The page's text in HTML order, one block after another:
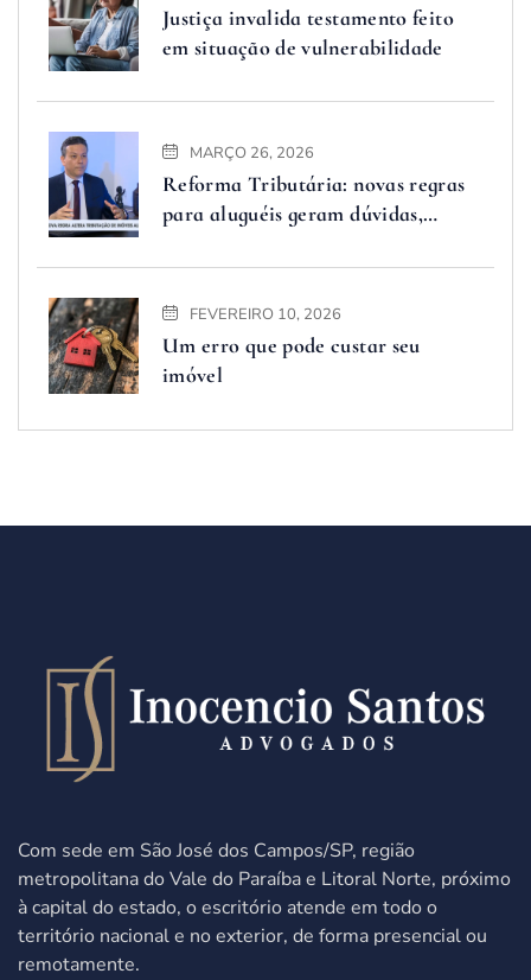
Justiça invalida testamento feito
em situação de vulnerabilidade
MARÇO 26, 2026
Reforma Tributária: novas regras
para aluguéis geram dúvidas,
FEVEREIRO 10, 2026
Um erro que pode custar seu
imóvel
Com sede em São José dos Campos/SP, região
metropolitana do Vale do Paraíba e Litoral Norte, próximo
à capital do estado, o escritório atende em todo o
território nacional e no exterior, de forma presencial ou
remotamente.